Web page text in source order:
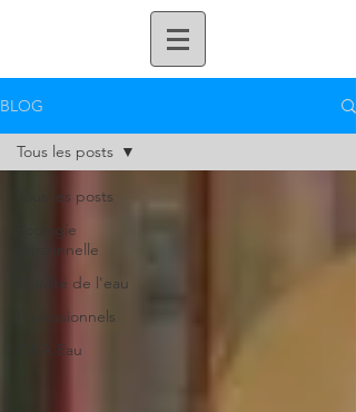
BLOG
Tous les posts
Ecologie
personnelle
Qualité de l'eau
Professionnels
Q&A Eau
Tous les posts